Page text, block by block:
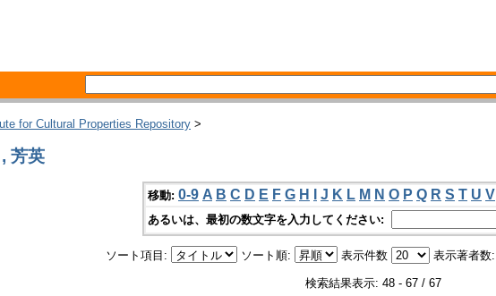
for Cultural Properties Repository >
芳英
移動: 0-9 A B C D E F G H J K L M N O P Q R S T U V
あるいは、最初の数文字を入力してください:
ソート項目: ソート順: 表示件数 表示著者数:
検索結果表示: 48 - 67 / 67